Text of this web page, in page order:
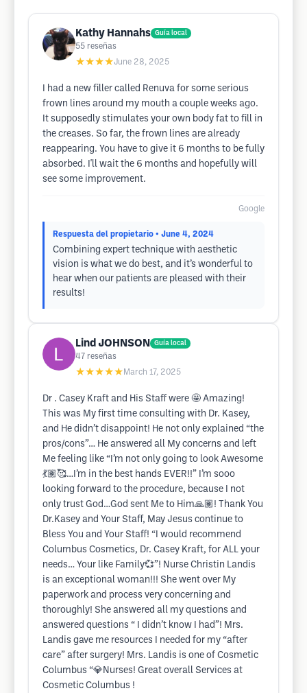
Kathy Hannahs Guía local
55 reseñas
★★★★June 28, 2025
I had a new filler called Renuva for some serious
frown lines around my mouth a couple weeks ago.
It supposedly stimulates your own body fat to fill in
the creases. So far, the frown lines are already
reappearing. You have to give it 6 months to be fully
absorbed. I'll wait the 6 months and hopefully will
see some improvement.
Google
Respuesta del propietario • June 4, 2024
Combining expert technique with aesthetic
vision is what we do best, and it’s wonderful to
hear when our patients are pleased with their
results!
Lind JOHNSON Guía local
47 reseñas
★★★★★ March 17, 2025
Dr . Casey Kraft and His Staff were 🤩 Amazing!
This was My first time consulting with Dr. Kasey,
and He didn’t disappoint! He not only explained “the
pros/cons”… He answered all My concerns and left
Me feeling like “I’m not only going to look Awesome
💃🏽🥰…I’m in the best hands EVER!!” I’m sooo
looking forward to the procedure, because I not
only trust God…God sent Me to Him🙏🏽! Thank You
Dr.Kasey and Your Staff, May Jesus continue to
Bless You and Your Staff! “I would recommend
Columbus Cosmetics, Dr. Casey Kraft, for ALL your
needs… Your like Family💞”! Nurse Christin Landis
is an exceptional woman!!! She went over My
paperwork and process very concerning and
thoroughly! She answered all my questions and
answered questions “ I didn’t know I had”! Mrs.
Landis gave me resources I needed for my “after
care” after surgery! Mrs. Landis is one of Cosmetic
Columbus “💎Nurses! Great overall Services at
Cosmetic Columbus !